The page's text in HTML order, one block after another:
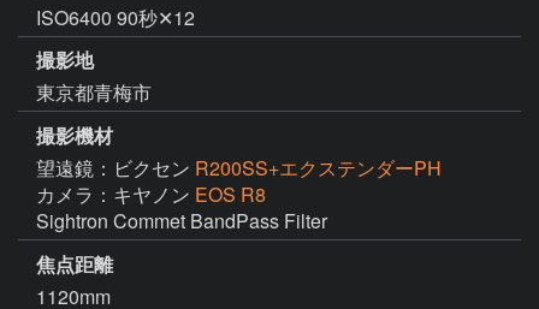
ISO6400 90秒✕12
撮影地
東京都青梅市
撮影機材
望遠鏡：ビクセン R200SS+エクステンダーPH
カメラ：キヤノン EOS R8
焦点距離
1120mm